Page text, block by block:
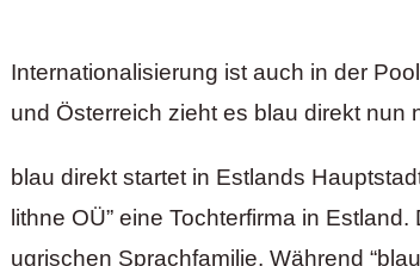
Internationalisierung ist auch in der
und Österreich zieht es blau direkt nun
blau direkt startet in Estlands
lithne OÜ” eine Tochterfirma in
ugrischen Sprachfamilie. Während